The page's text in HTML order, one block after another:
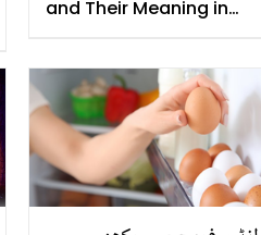
and Their Meaning in